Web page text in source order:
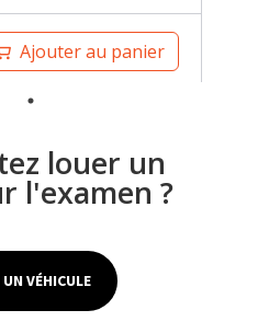
Ajouter au panier
louer un
l'examen ?
UN VÉHICULE